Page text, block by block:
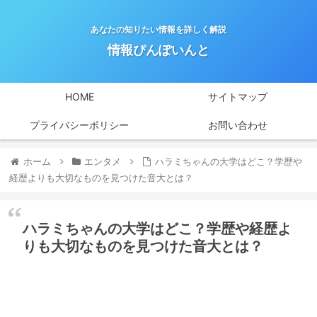
あなたの知りたい情報を詳しく解説
情報ぴんぽいんと
HOME サイトマップ
プライバシーポリシー お問い合わせ
ホーム エンタメ
ハラミちゃんの大学はどこ？学歴や
経歴よりも大切なものを見つけた音大とは？
ハラミちゃんの大学はどこ？学歴や経歴よ
りも大切なものを見つけた音大とは？